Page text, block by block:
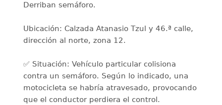
Derriban semáforo.
Ubicación: Calzada Atanasio Tzul y 46.ª calle,
dirección al norte, zona 12.
✅ Situación: Vehículo particular colisiona
contra un semáforo. Según lo indicado, una
motocicleta se habría atravesado, provocando
que el conductor perdiera el control.